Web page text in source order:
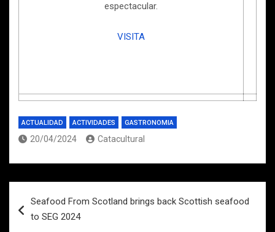
espectacular.
VISITA
ACTUALIDAD ACTIVIDADES GASTRONOMIA
20/04/2024 Catacultural
de
Seafood From Scotland brings back Scottish seafood
to SEG 2024